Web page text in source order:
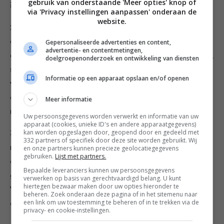
iets afkoelen.
2 Laat twee derde van de boter langzaam smelten in
een diepe pan met dikke bodem en roer de vanille
en fijngesneden peren erdoor. Roer na 1 minuut de rijst,
suiker en tijm erdoor, draai het vuur middelhoog en
voeg al roerend de wijn toe. Blijf regelmatig roeren tot
de wijn bijna is verdampt en voeg dan geleidelijk de
melk toe.
3 Verhit de rijst 16–17 minuten op laag vuur en roer
regelmatig zodat het zetmeel uit de rijst vrijkomt en
de risotto een zijdeachtige textuur krijgt ‒ als de rijst
gaar is, moet-ie heel zacht zijn maar nog niet pappig.
Voeg eventueel een scheutje melk of water toe voor
de smeuïgheid.
gebruik van onderstaande 'Meer opties' knop of
via 'Privacy instellingen aanpassen' onderaan de
website.
Gepersonaliseerde advertenties en content,
advertentie- en contentmetingen,
doelgroepenonderzoek en ontwikkeling van diensten
Informatie op een apparaat opslaan en/of openen
Meer informatie
Uw persoonsgegevens worden verwerkt en informatie van uw
apparaat (cookies, unieke ID's en andere apparaatgegevens)
kan worden opgeslagen door, geopend door en gedeeld met
332 partners of specifiek door deze site worden gebruikt. Wij
en onze partners kunnen precieze geolocatiegegevens
gebruiken. Lijst met partners.
Bepaalde leveranciers kunnen uw persoonsgegevens
verwerken op basis van gerechtvaardigd belang. U kunt
hiertegen bezwaar maken door uw opties hieronder te
beheren. Zoek onderaan deze pagina of in het sitemenu naar
een link om uw toestemming te beheren of in te trekken via de
privacy- en cookie-instellingen.